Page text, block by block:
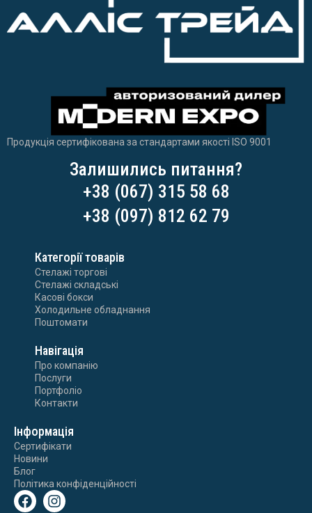
Продукція сертифікована за стандартами якості ISO 9001
Залишились питання?
+38 (067) 315 58 68
+38 (097) 812 62 79
Категорії товарів
Стелажі торгові
Стелажі складські
Касові бокси
Холодильне обладнання
Поштомати
Навігація
Про компанію
Послуги
Портфоліо
Контакти
Інформація
Сертифікати
Новини
Блог
Політика конфіденційності